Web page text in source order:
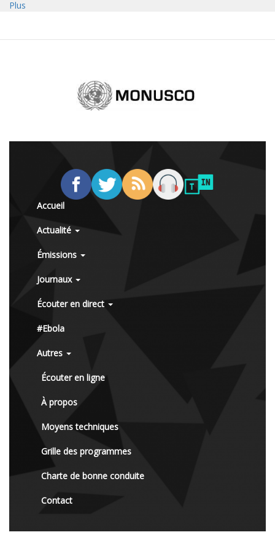
Plus
Accueil
Actualité
Émissions
Journaux
Écouter en direct
#Ebola
Autres
Écouter en ligne
À propos
Moyens techniques
Grille des programmes
Charte de bonne conduite
Contact